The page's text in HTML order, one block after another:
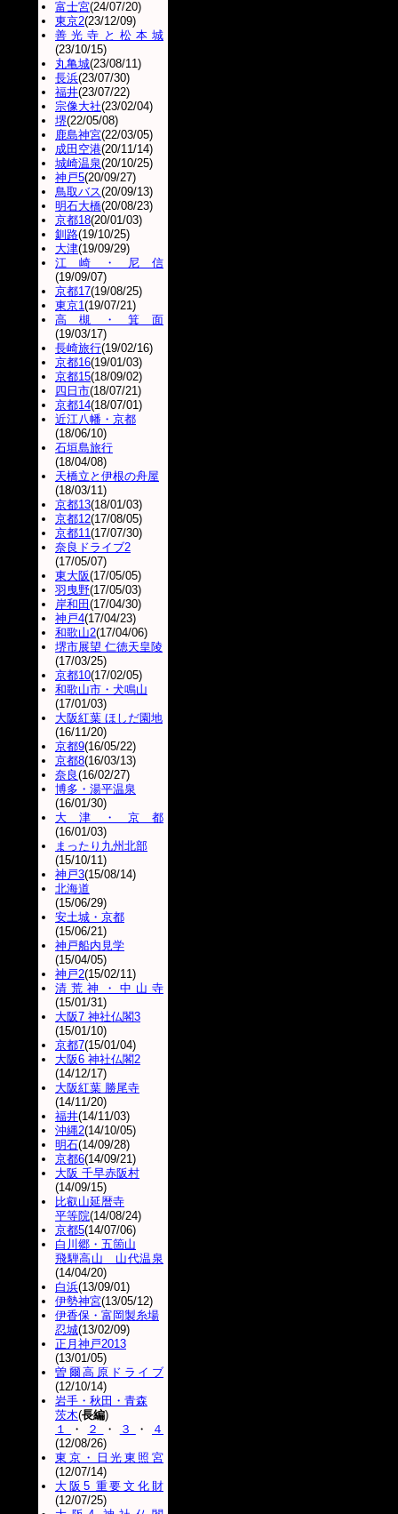
富士宮(24/07/20)
東京2(23/12/09)
善光寺と松本城
(23/10/15)
丸亀城(23/08/11)
長浜(23/07/30)
福井(23/07/22)
宗像大社(23/02/04)
堺(22/05/08)
鹿島神宮(22/03/05)
成田空港(20/11/14)
城崎温泉(20/10/25)
神戸5(20/09/27)
鳥取バス(20/09/13)
明石大橋(20/08/23)
京都18(20/01/03)
釧路(19/10/25)
大津(19/09/29)
江崎・尼信
(19/09/07)
京都17(19/08/25)
東京1(19/07/21)
高槻・箕面
(19/03/17)
長崎旅行(19/02/16)
京都16(19/01/03)
京都15(18/09/02)
四日市(18/07/21)
京都14(18/07/01)
近江八幡・京都
(18/06/10)
石垣島旅行
(18/04/08)
天橋立と伊根の舟屋
(18/03/11)
京都13(18/01/03)
京都12(17/08/05)
京都11(17/07/30)
奈良ドライブ2
(17/05/07)
東大阪(17/05/05)
羽曳野(17/05/03)
岸和田 (17/04/30)
神戸4(17/04/23)
和歌山2(17/04/06)
堺市展望 仁徳天皇陵
(17/03/25)
京都10(17/02/05)
和歌山市・犬鳴山
(17/01/03)
大阪紅葉 ほしだ園地
(16/11/20)
京都9(16/05/22)
京都8(16/03/13)
奈良(16/02/27)
博多・湯平温泉
(16/01/30)
大津・京都
(16/01/03)
まったり九州北部
(15/10/11)
神戸3(15/08/14)
北海道
(15/06/29)
安土城・京都
(15/06/21)
神戸船内見学
(15/04/05)
神戸2(15/02/11)
清荒神・中山寺
(15/01/31)
大阪7 神社仏閣3
(15/01/10)
京都7(15/01/04)
大阪6 神社仏閣2
(14/12/17)
大阪紅葉 勝尾寺
(14/11/20)
福井(14/11/03)
沖縄2(14/10/05)
明石(14/09/28)
京都6(14/09/21)
大阪 千早赤阪村
(14/09/15)
比叡山延暦寺
平等院(14/08/24)
京都5(14/07/06)
白川郷・五箇山
飛騨高山 山代温泉
(14/04/20)
白浜(13/09/01)
伊勢神宮(13/05/12)
伊香保・富岡製糸場
忍城(13/02/09)
正月神戸2013
(13/01/05)
曽爾高原ドライブ
(12/10/14)
岩手・秋田・青森
茨木(長編)
１
・ ２ ・ ３ ・
４
(12/08/26)
東京・日光東照宮
(12/07/14)
大阪5 重要文化財
(12/07/25)